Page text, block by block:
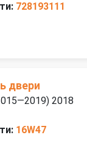
728193111
двери
2018
16W47